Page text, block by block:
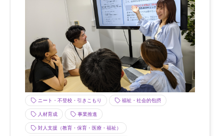
ニート・不登校・引きこもり 福祉・社会的包摂
人材育成 事業推進
対人支援（教育・保育・医療・福祉）